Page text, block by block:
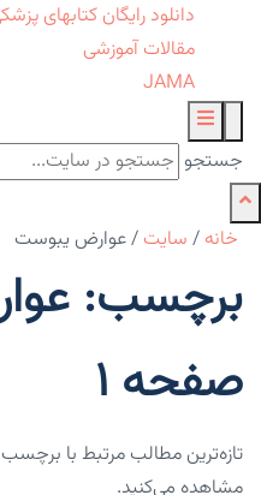
دانلود رایگان کتابهای
مقالات آموزشی
JAMA
جستجو
خانه / سایت /عوارض یبوست
برچسب:
صفحه 1
تازه‌ترین مطالب مرتبط با
مشاهده می‌کنید.